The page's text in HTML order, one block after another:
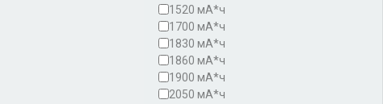
1520 мА*ч
1700 мА*ч
1830 мА*ч
1860 мА*ч
1900 мА*ч
2050 мА*ч